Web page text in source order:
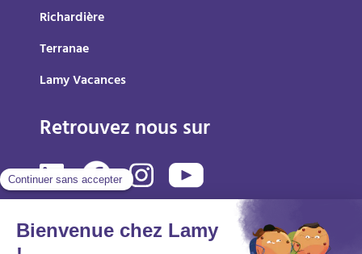
Richardière
Terranae
Lamy Vacances
Retrouvez nous sur